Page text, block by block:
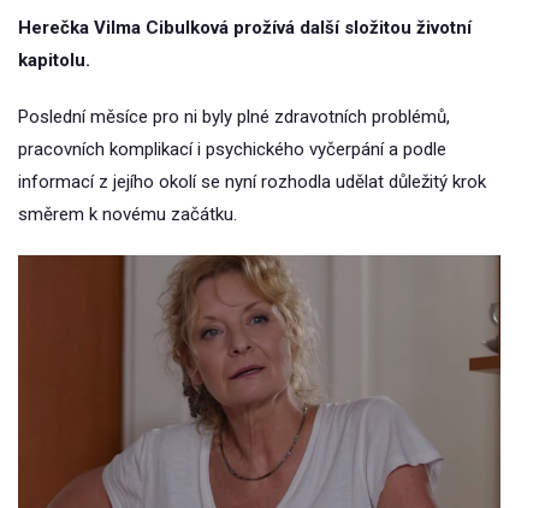
Herečka Vilma Cibulková prožívá další složitou životní
kapitolu.
Poslední měsíce pro ni byly plné zdravotních problémů,
pracovních komplikací i psychického vyčerpání a podle
informací z jejího okolí se nyní rozhodla udělat důležitý krok
směrem k novému začátku.